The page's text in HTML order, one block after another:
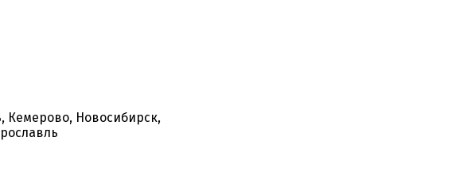
Кемерово, Новосибирск,